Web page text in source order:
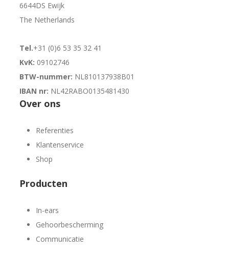
6644DS Ewijk
The Netherlands
Tel.+31 (0)6 53 35 32 41
KvK: 09102746
BTW-nummer: NL810137938B01
IBAN nr: NL42RABO0135481430
Over ons
Referenties
Klantenservice
Shop
Producten
In-ears
Gehoorbescherming
Communicatie